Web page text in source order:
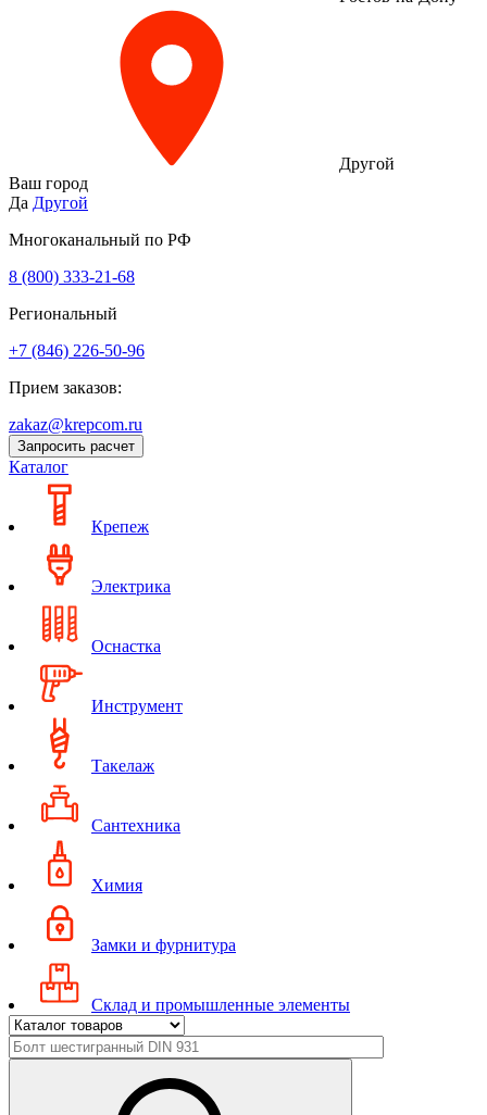
Другой
Ваш город
Да Другой
Многоканальный по РФ
8 (800) 333‑21-68
Региональный
+7 (846) 226-50-96
Прием заказов:
zakaz@krepcom.ru
Запросить расчет
Каталог
Крепеж
Электрика
Оснастка
Инструмент
Такелаж
Сантехника
Химия
Замки и фурнитура
Склад и промышленные элементы